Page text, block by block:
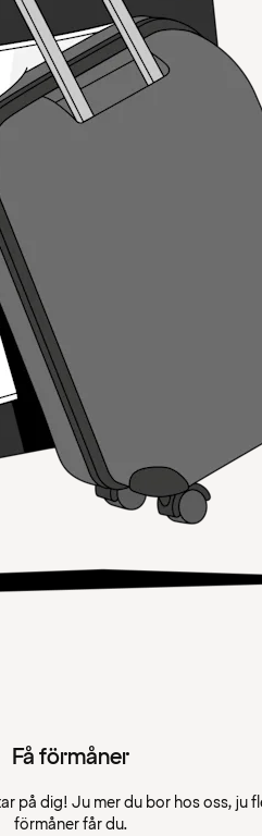
Få förmåner
på dig! Ju mer du bor hos oss, ju
förmåner får du.